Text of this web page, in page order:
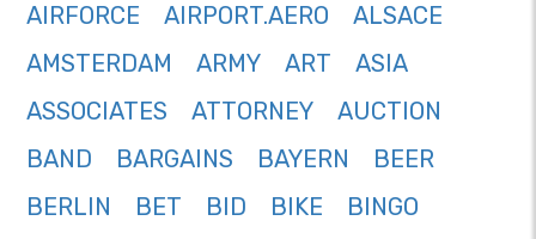
AIRFORCE
AIRPORT.AERO
ALSACE
AMSTERDAM
ARMY ART
ASIA
ASSOCIATES
ATTORNEY
AUCTION
BAND
BARGAINS BAYERN
BEER
BERLIN
BET BID BIKE
BINGO